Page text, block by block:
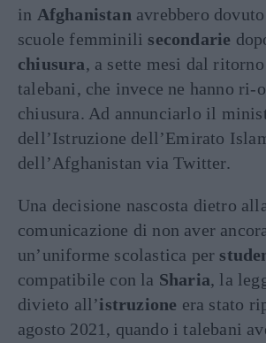
in Afghanistan avrebbero
scuole femminili secondarie
chiusura, a sette mesi dal
talebani, che invece ne hanno ri-
chiusura. Ad annunciarlo il
dell’Istruzione dell’Emirato
dell’Afghanistan via Twitter.
Una decisione nascosta dietro
comunicazione di non aver
un’uniforme scolastica per
compatibile con la Sharia, la
divieto all’istruzione era stato
agosto 2021, quando i talebani